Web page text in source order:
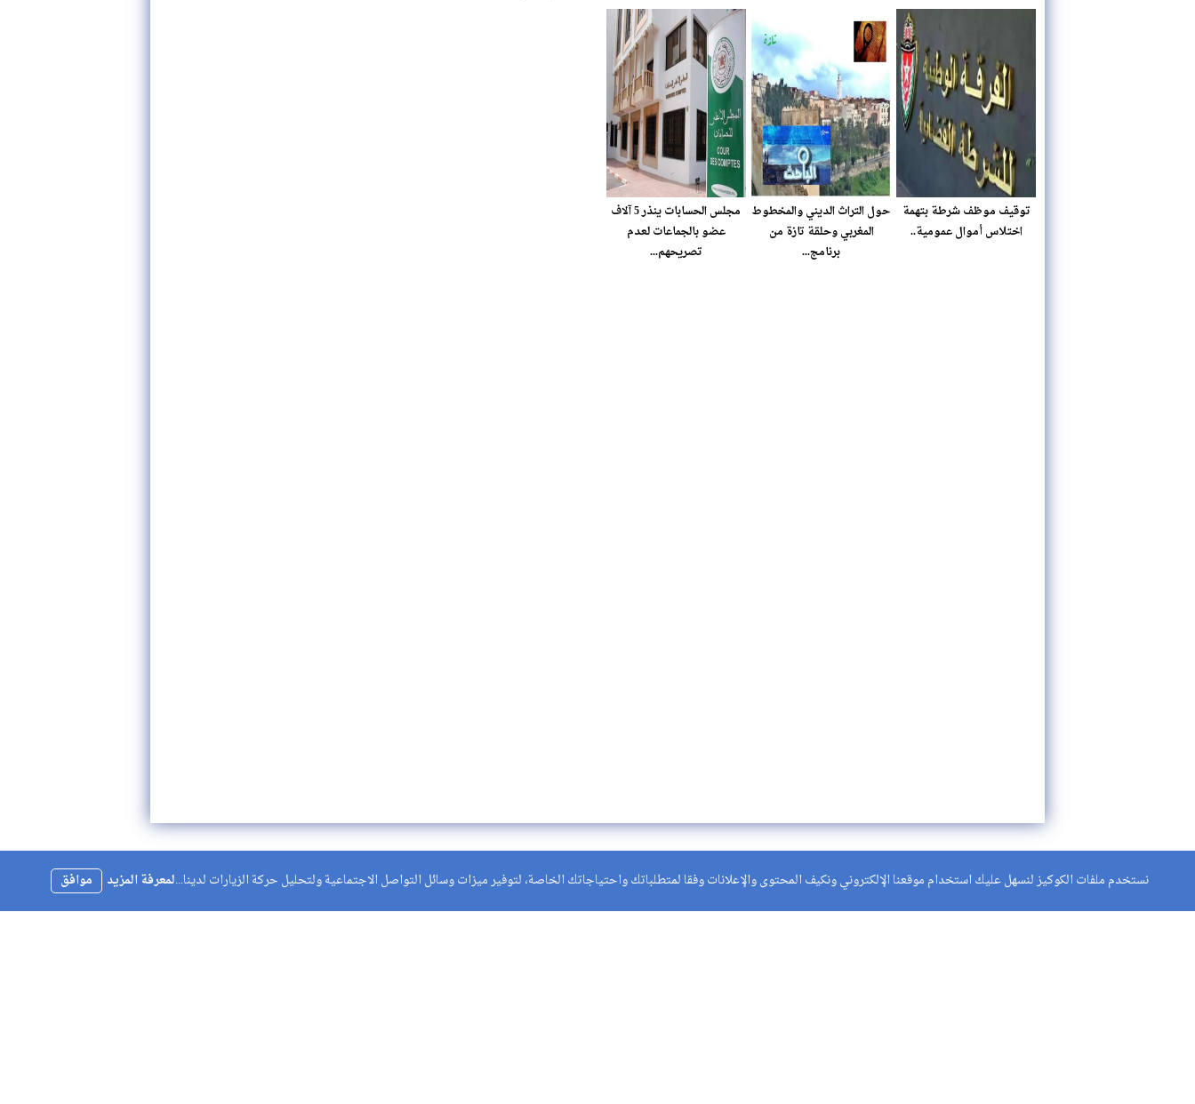
توقيف موظف شرطة بتهمة
اختلاس أموال عمومية..
حول التراث الديني والمخطوط
المغربي وحلقة تازة من
برنامج...
مجلس الحسابات ينذر 5 آلاف
عضو بالجماعات لعدم
تصريحهم...
نستخدم ملفات الكوكيز لنسهل عليك استخدام موقعنا الإلكتروني ونكيف المحتوى والإعلانات وفقا لمتطلباتك واحتياجاتك الخاصة، لتوفير ميزات وسائل التواصل الاجتماعية ولتحليل حركة الزيارات لدينا...لمعرفة المزيد موافق